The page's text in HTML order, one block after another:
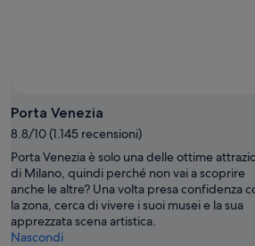
Porta Venezia
8.8/10 (1.145 recensioni)
Porta Venezia è solo una delle ottime
di Milano, quindi perché non vai a scoprire
anche le altre? Una volta presa confidenza
la zona, cerca di vivere i suoi musei e la sua
apprezzata scena artistica.
Nascondi